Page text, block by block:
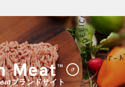
ブランドサイト